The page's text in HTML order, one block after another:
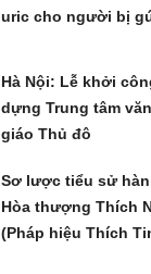
uric cho người bị
Hà Nội: Lễ khởi
dựng Trung tâm
giáo Thủ đô
Sơ lược tiểu sử
Hòa thượng Thích
(Pháp hiệu Thích